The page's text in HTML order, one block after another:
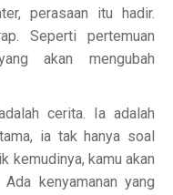
perasaan itu hadir.
Seperti pertemuan
akan mengubah
cerita. Ia adalah
ia tak hanya soal
kemudinya, kamu akan
kenyamanan yang